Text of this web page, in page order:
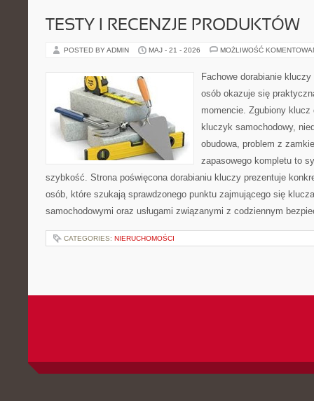
TESTY I RECENZJE PRODUKTÓW
POSTED BY ADMIN MAJ - 21 - 2026 MOŻLIWOŚĆ
Fachowe dorabianie
osób okazuje się
momencie. Zgubiony
kluczyk samochodowy,
obudowa, problem z
zapasowego kompletu to
szybkość. Strona poświęcona dorabianiu kluczy prezentuje
osób, które szukają sprawdzonego punktu zajmującego się
samochodowymi oraz usługami związanymi z codziennym
CATEGORIES: NIERUCHOMOŚCI